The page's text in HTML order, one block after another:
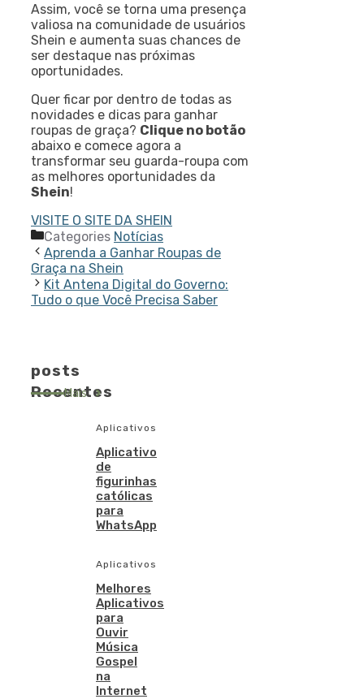
Assim, você se torna uma presença
valiosa na comunidade de usuários
Shein e aumenta suas chances de
ser destaque nas próximas
oportunidades.
Quer ficar por dentro de todas as
novidades e dicas para ganhar
roupas de graça? Clique no botão
abaixo e comece agora a
transformar seu guarda-roupa com
as melhores oportunidades da
Shein!
VISITE O SITE DA SHEIN
Categories Notícias
Aprenda a Ganhar Roupas de
Graça na Shein
Kit Antena Digital do Governo:
Tudo o que Você Precisa Saber
posts
Recentes
Mais
Aplicativos
Aplicativo
de
figurinhas
católicas
para
WhatsApp
Aplicativos
Melhores
Aplicativos
para
Ouvir
Música
Gospel
na
Internet